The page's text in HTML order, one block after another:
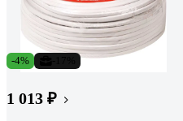
-4%
1 013 ₽